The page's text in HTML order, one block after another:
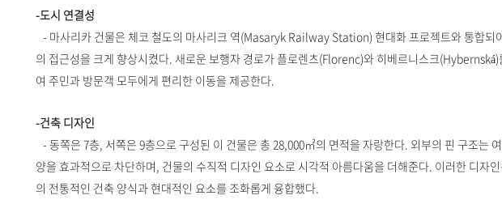
-도시 연결성
- 마사리카 건물은 체코 철도의 마사리크 역(Masaryk Railway Station) 현대화 프로젝트와 통합되
의 접근성을 크게 향상시켰다. 새로운 보행자 경로가 플로렌츠(Florenc)와 히베르니스크(Hybernská)
여 주민과 방문객 모두에게 편리한 이동을 제공한다.
-건축 디자인
- 동쪽은 7층, 서쪽은 9층으로 구성된 이 건물은 총 28,000㎡의 면적을 자랑한다. 외부의 핀 구조는
양을 효과적으로 차단하며, 건물의 수직적 디자인 요소로 시각적 아름다움을 더해준다. 이러한 디자
의 전통적인 건축 양식과 현대적인 요소를 조화롭게 융합했다.